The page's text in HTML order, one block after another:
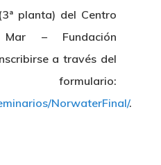
planta) del Centro
– Fundación
a través del
NorwaterFinal/.